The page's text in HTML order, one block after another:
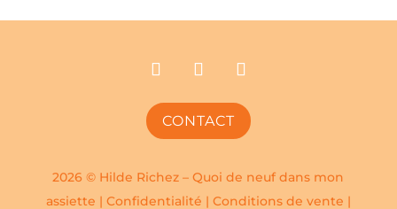
CONTACT
2026 © Hilde Richez – Quoi de neuf dans mon
assiette | Confidentialité | Conditions de vente |